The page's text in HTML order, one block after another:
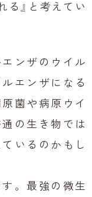
る』と考えてい
ンザのウイル
エンザになる
菌や病原ウイ
の生き物では
いるのかもし
。最強の微生